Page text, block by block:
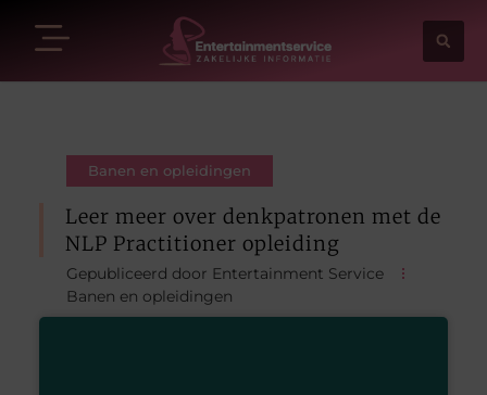
Banen en opleidingen
Leer meer over denkpatronen met de
NLP Practitioner opleiding
Gepubliceerd door Entertainment Service
Banen en opleidingen